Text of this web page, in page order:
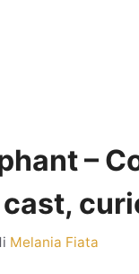
–
Melania Fiata